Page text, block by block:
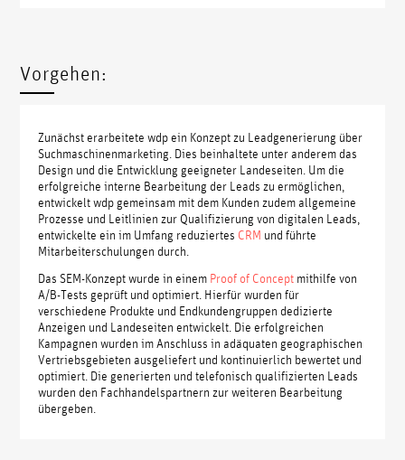
Vorgehen:
Zunächst erarbeitete wdp ein Konzept zu Leadgenerierung über
Suchmaschinenmarketing. Dies beinhaltete unter anderem das
Design und die Entwicklung geeigneter Landeseiten. Um die
erfolgreiche interne Bearbeitung der Leads zu ermöglichen,
entwickelt wdp gemeinsam mit dem Kunden zudem allgemeine
Prozesse und Leitlinien zur Qualifizierung von digitalen Leads,
entwickelte ein im Umfang reduziertes CRM und führte
Mitarbeiterschulungen durch.
Das SEM-Konzept wurde in einem Proof of Concept mithilfe von
A/B-Tests geprüft und optimiert. Hierfür wurden für
verschiedene Produkte und Endkundengruppen dedizierte
Anzeigen und Landeseiten entwickelt. Die erfolgreichen
Kampagnen wurden im Anschluss in adäquaten geographischen
Vertriebsgebieten ausgeliefert und kontinuierlich bewertet und
optimiert. Die generierten und telefonisch qualifizierten Leads
wurden den Fachhandelspartnern zur weiteren Bearbeitung
übergeben.